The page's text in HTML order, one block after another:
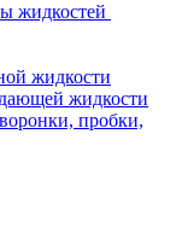
жидкостей
жидкости
жидкости
пробки,